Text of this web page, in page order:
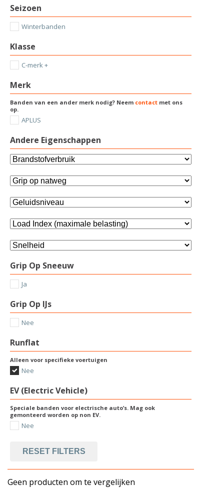
Seizoen
Winterbanden
Klasse
C-merk +
Merk
Banden van een ander merk nodig? Neem contact met ons
op.
APLUS
Andere Eigenschappen
Grip Op Sneeuw
Ja
Grip Op IJs
Nee
Runflat
Alleen voor specifieke voertuigen
Nee
EV (Electric Vehicle)
Speciale banden voor electrische auto’s. Mag ook
gemonteerd worden op non EV.
Nee
RESET FILTERS
Geen producten om te vergelijken